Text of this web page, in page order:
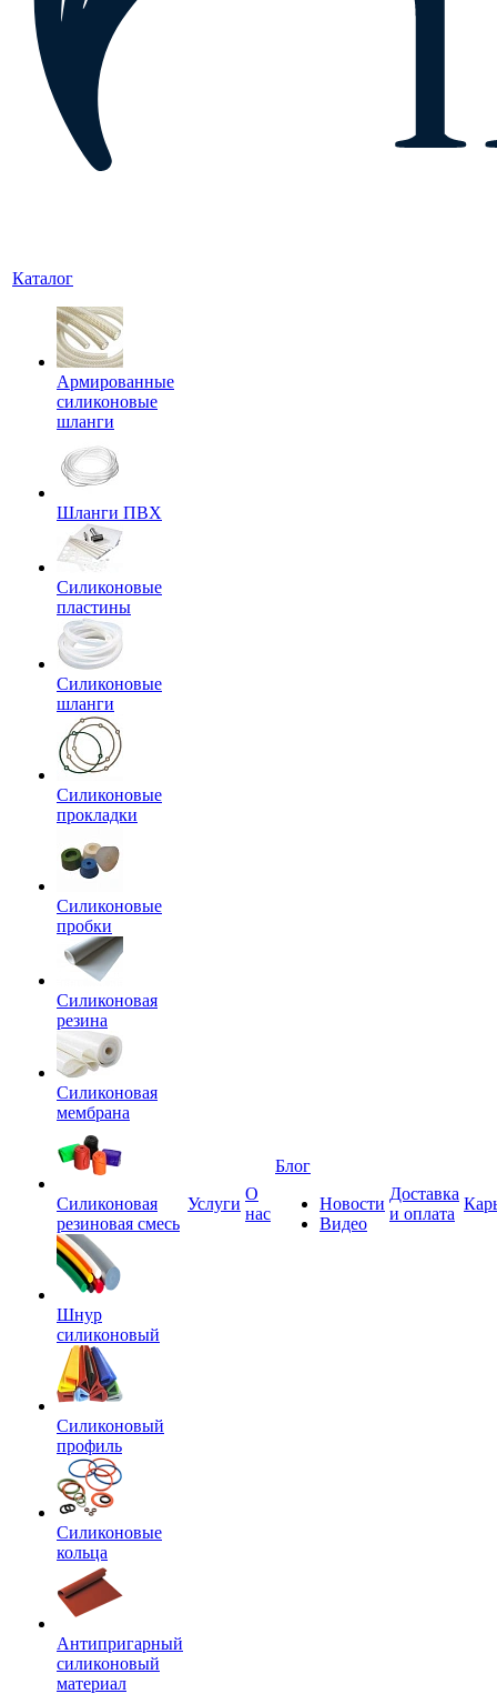
Каталог
Армированные
силиконовые
шланги
Шланги ПВХ
Силиконовые
пластины
Силиконовые
шланги
Силиконовые
прокладки
Силиконовые
пробки
Силиконовая
резина
Силиконовая
мембрана
Силиконовая
резиновая смесь
Шнур
силиконовый
Силиконовый
профиль
Силиконовые
кольца
Антипригарный
силиконовый
материал
Услуги
О
нас
Блог
Новости
Видео
Доставка
и оплата